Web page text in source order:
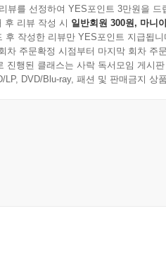
증가 / 158
인권보호 규정 / 160
혼이주여성의 인권 / 162
권운동·
의 인권운동과 정책
자 혹은 옹호집단을 규합해서
로 볼 때, 소수자운동은 주류 사
발생하는 경우가 대부분이었지
있다.
어나는 소수자운동의 진화 속도
, 일본군 위안부, 성 소수자, 비
뷰를 선정하여 YES포인트 3만원을 드
후 리뷰 작성 시 일반회원 300원, 마니
후 작성한 리뷰만 YES포인트 지급됩니
차 주문확정 시점부터 마지막 회차 주
진행된 클래스는 사락 독서모임 게시
LP, DVD/Blu-ray, 패션 및 판매금지 상